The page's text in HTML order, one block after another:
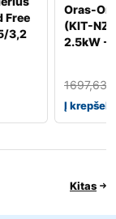
Free
3,2
Oras-
(KIT-
2.5kW -
1697,63
Į krepšelį
Kitas